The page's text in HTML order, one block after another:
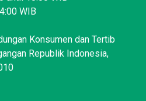
WIB
Konsumen dan Tertib
Republik Indonesia,